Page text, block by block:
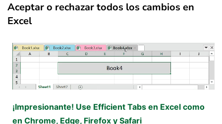
Aceptar o rechazar todos los cambios en
Excel
¡Impresionante! Use Efficient Tabs en Excel como
en Chrome, Edge, Firefox y Safari